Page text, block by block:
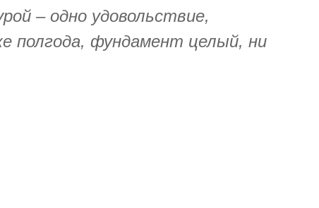
– одно удовольствие,
полгода, фундамент целый, ни